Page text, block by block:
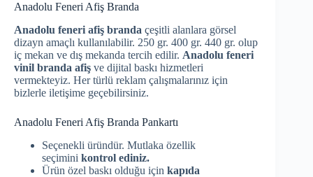
Anadolu Feneri Afiş Branda
Anadolu feneri afiş branda çeşitli alanlara görsel
dizayn amaçlı kullanılabilir. 250 gr. 400 gr. 440 gr. olup
iç mekan ve dış mekanda tercih edilir. Anadolu feneri
vinil branda afiş ve dijital baskı hizmetleri
vermekteyiz. Her türlü reklam çalışmalarınız için
bizlerle iletişime geçebilirsiniz.
Anadolu Feneri Afiş Branda Pankartı
Seçenekli üründür. Mutlaka özellik
seçimini kontrol ediniz.
Ürün özel baskı olduğu için kapıda